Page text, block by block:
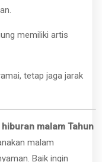
memiliki artis
tetap jaga jarak
malam Tahun
malam
Baik ingin